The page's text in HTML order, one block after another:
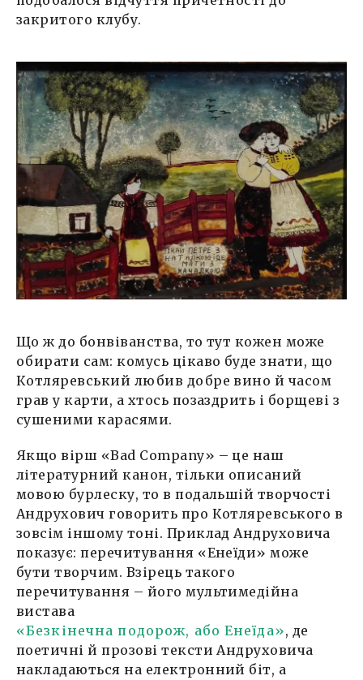
закритого клубу.
Що ж до бонвіванства, то тут кожен може
обирати сам: комусь цікаво буде знати, що
Котляревський любив добре вино й часом
грав у карти, а хтось позаздрить і борщеві з
сушеними карасями.
Якщо вірш «Bad Company» – це наш
літературний канон, тільки описаний
мовою бурлеску, то в подальшій творчості
Андрухович говорить про Котляревського в
зовсім іншому тоні. Приклад Андруховича
показує: перечитування «Енеїди» може
бути творчим. Взірець такого
перечитування – його мультимедійна
вистава
«Безкінечна подорож, або Енеїда», де
поетичні й прозові тексти Андруховича
накладаються на електронний біт, а